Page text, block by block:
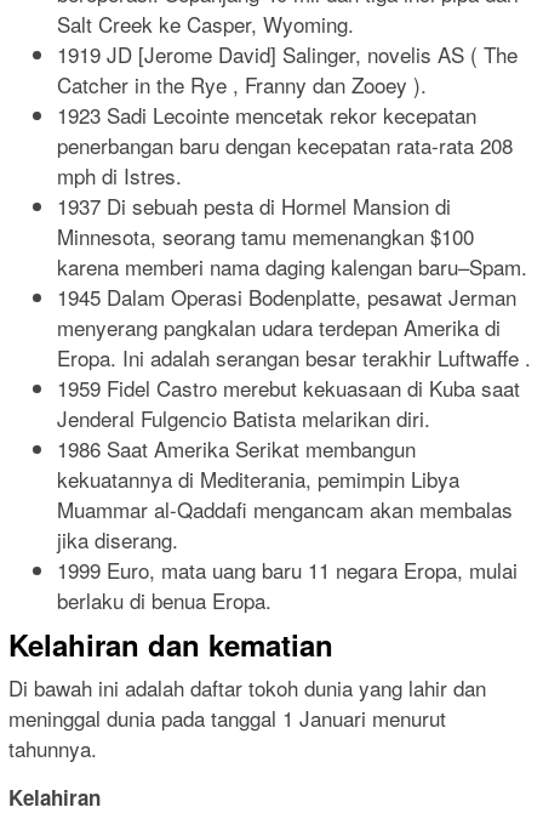
Salt Creek ke Casper, Wyoming.
1919 JD [Jerome David] Salinger, novelis AS ( The
Catcher in the Rye , Franny dan Zooey ).
1923 Sadi Lecointe mencetak rekor kecepatan
penerbangan baru dengan kecepatan rata-rata 208
mph di Istres.
1937 Di sebuah pesta di Hormel Mansion di
Minnesota, seorang tamu memenangkan $100
karena memberi nama daging kalengan baru–Spam.
1945 Dalam Operasi Bodenplatte, pesawat Jerman
menyerang pangkalan udara terdepan Amerika di
Eropa. Ini adalah serangan besar terakhir Luftwaffe .
1959 Fidel Castro merebut kekuasaan di Kuba saat
Jenderal Fulgencio Batista melarikan diri.
1986 Saat Amerika Serikat membangun
kekuatannya di Mediterania, pemimpin Libya
Muammar al-Qaddafi mengancam akan membalas
jika diserang.
1999 Euro, mata uang baru 11 negara Eropa, mulai
berlaku di benua Eropa.
Kelahiran dan kematian
Di bawah ini adalah daftar tokoh dunia yang lahir dan
meninggal dunia pada tanggal 1 Januari menurut
tahunnya.
Kelahiran